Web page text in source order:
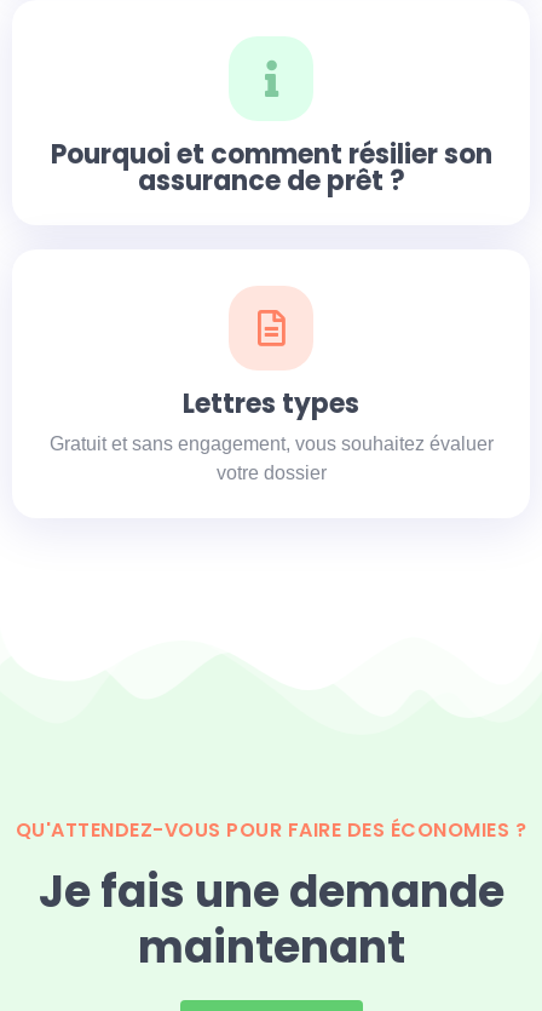
Pourquoi et comment résilier son
assurance de prêt ?
Lettres types
Gratuit et sans engagement, vous souhaitez évaluer
votre dossier
QU'ATTENDEZ-VOUS POUR FAIRE DES ÉCONOMIES ?
Je fais une demande
maintenant